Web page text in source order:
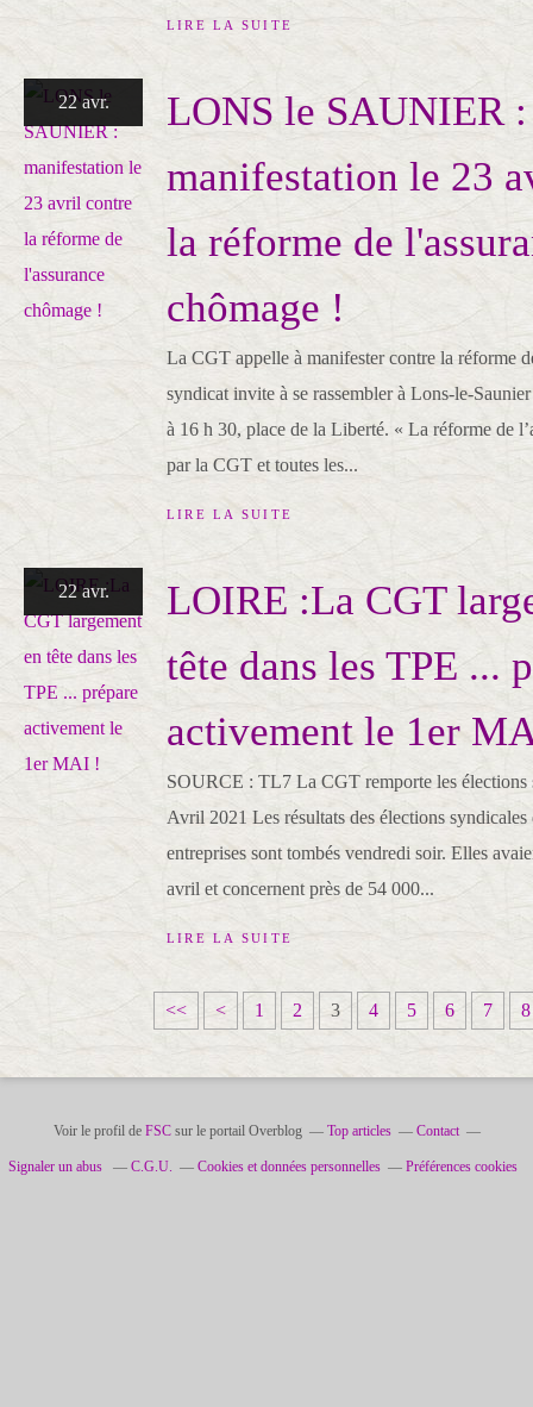
LIRE LA SUITE
22 avr.
LONS le SAUNIER :
manifestation le 23
la réforme de
chômage !
La CGT appelle à manifester contre la réforme
syndicat invite à se rassembler à Lons-le-
à 16 h 30, place de la Liberté. « La réforme de
par la CGT et toutes les...
LIRE LA SUITE
22 avr.
LOIRE :La CGT
tête dans les TPE ...
activement le 1er
SOURCE : TL7 La CGT remporte les élections
Avril 2021 Les résultats des élections syndicales
entreprises sont tombés vendredi soir. Elles
avril et concernent près de 54 000...
LIRE LA SUITE
<< < 1 2 3 4 5 6 7 8
Voir le profil de FSCsur le portail Overblog Top articles Contact
Signaler un abus C.G.U. Cookies et données personnelles Préférences cookies